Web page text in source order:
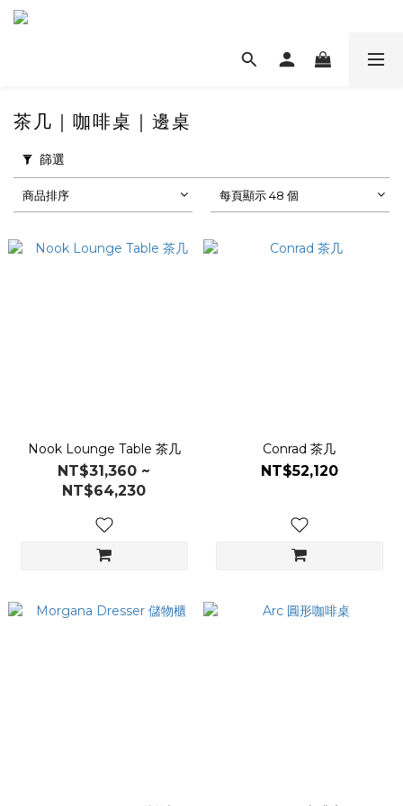
茶几｜咖啡桌｜邊桌
篩選
商品排序 每頁顯示 48 個
Nook Lounge Table 茶几
NT$31,360 ~
NT$64,230
Conrad 茶几
NT$52,120